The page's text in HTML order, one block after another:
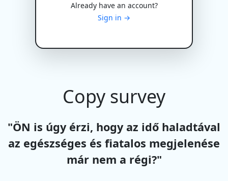
Already have an account?
Sign in →
Copy survey
"ÖN is úgy érzi, hogy az idő haladtával
az egészséges és fiatalos megjelenése
már nem a régi?"